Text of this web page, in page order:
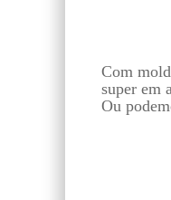
Com
super em
Ou